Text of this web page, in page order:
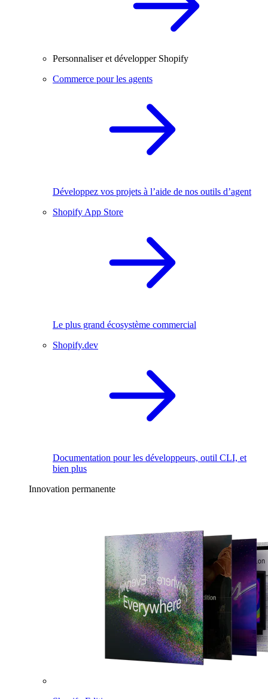
Personnaliser et développer Shopify
Commerce pour les agents
Développez vos projets à l’aide de nos outils d’agent
Shopify App Store
Le plus grand écosystème commercial
Shopify.dev
Documentation pour les développeurs, outil CLI, et
bien plus
Innovation permanente